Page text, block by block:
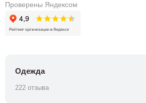
Проверены Яндексом
Одежда
222 отзыва